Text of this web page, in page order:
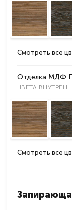
Смотреть все
Отделка МДФ
ЦВЕТА
Смотреть все